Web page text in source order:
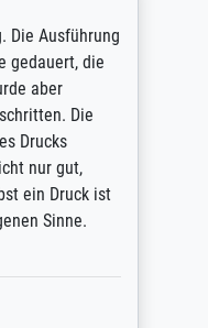
Die Ausführung
gedauert, die
aber
Die
Drucks
nur gut,
ein Druck ist
Sinne.